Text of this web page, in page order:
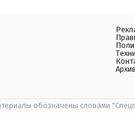
Архив
обозначены словами